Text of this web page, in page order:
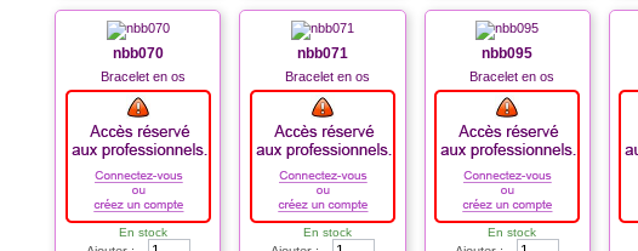
nbb070
Bracelet en os
En stock
nbb071
Bracelet en os
En stock
nbb095
Bracelet en os
En stock